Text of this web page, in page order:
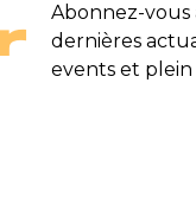
Abonnez-
dernières
events et plein